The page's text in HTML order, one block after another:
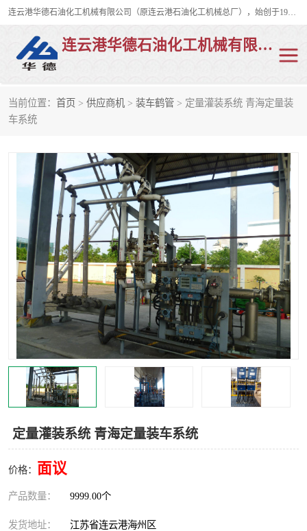
连云港华德石油化工机械有限公司（原连云港石油化工机械总厂），始创于1982年，是从事码头船用流体装卸臂、陆用流体装卸臂（鹤管）、活动梯、钢构平台、定量装车系统等全系列流体装卸设备的设计、制造、销售以及服务的专业供应商。
连云港华德石油化工机械有限公司
当前位置： 首页 > 供应商机 > 装车鹤管 > 定量灌装系统 青海定量装
车系统
定量灌装系统 青海定量装车系统
价格： 面议
产品数量： 9999.00个
发货地址： 江苏省连云港海州区
陆用流体装卸臂
液氨鹤管 液氯鹤管
LNG鹤管 活动梯
平台栈桥
装车鹤管 输油臂
紧急脱离干式接头 火车鹤管
汽车鹤管 顶部鹤管
底部鹤管 低温鹤管
浮动出油装置